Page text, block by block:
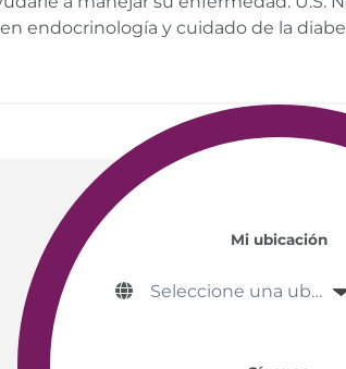
endocrinología y cuidado de la
Mi ubicación